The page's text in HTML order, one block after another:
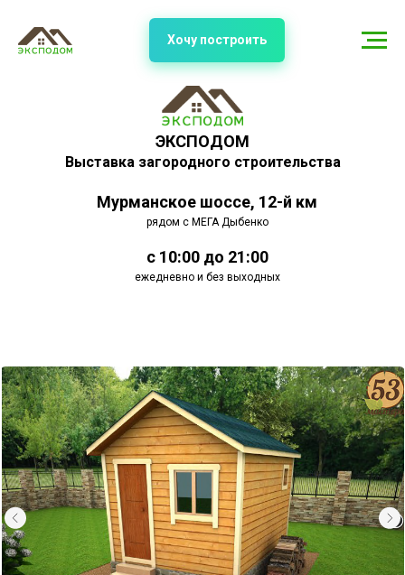
ЭКСПОДОМ
Выставка загородного строительства
Мурманское шоссе, 12-й км
рядом с МЕГА Дыбенко
с 10:00 до 21:00
ежедневно и без выходных
Хочу построить